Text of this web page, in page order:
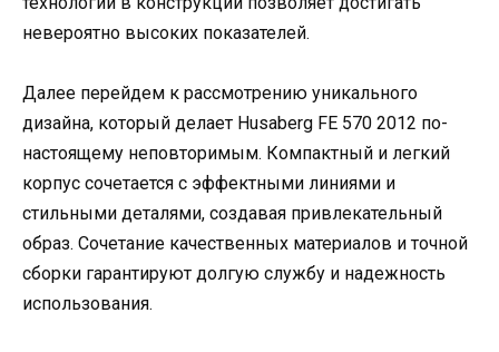
невероятно высоких показателей.
Далее перейдем к рассмотрению уникального
дизайна, который делает Husaberg FE 570 2012 по-
настоящему неповторимым. Компактный и легкий
корпус сочетается с эффектными линиями и
стильными деталями, создавая привлекательный
образ. Сочетание качественных материалов и точной
сборки гарантируют долгую службу и надежность
использования.